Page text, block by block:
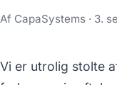
Af CapaSystems · 3.
Vi er utrolig stolte